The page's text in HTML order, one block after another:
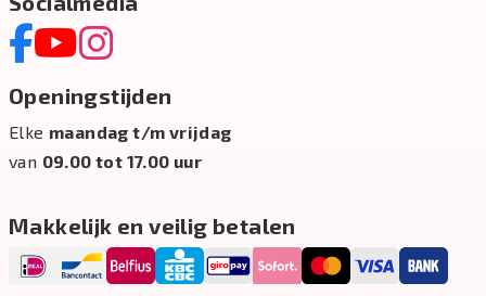
Openingstijden
Elke maandag t/m vrijdag
van 09.00 tot 17.00 uur
Makkelijk en veilig betalen